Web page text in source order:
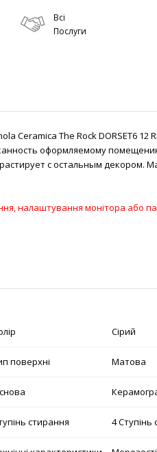
Всі
Послуги
The Rock DORSET6 12
оформляемому
с остальным декором.
налаштування монітора або
Сірий
поверхні Матова
стирання 4 Ступінь